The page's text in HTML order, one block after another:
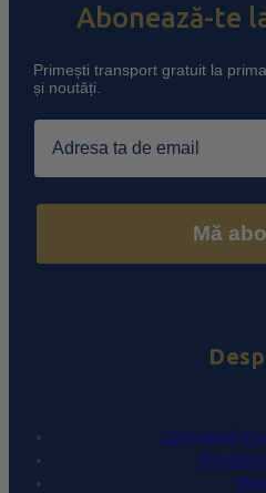
Abonează-te
Primești transport gratuit la
și noutăți.
Email
Mă
Conceptul